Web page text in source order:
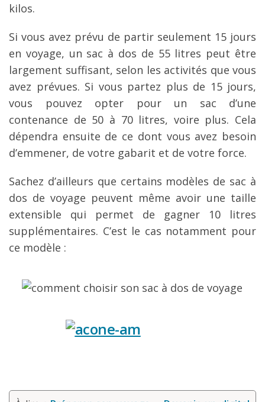
kilos.
Si vous avez prévu de partir seulement 15 jours
en voyage, un sac à dos de 55 litres peut être
largement suffisant, selon les activités que vous
avez prévues. Si vous partez plus de 15 jours,
vous pouvez opter pour un sac d’une
contenance de 50 à 70 litres, voire plus. Cela
dépendra ensuite de ce dont vous avez besoin
d’emmener, de votre gabarit et de votre force.
Sachez d’ailleurs que certains modèles de sac à
dos de voyage peuvent même avoir une taille
extensible qui permet de gagner 10 litres
supplémentaires. C’est le cas notamment pour
ce modèle :